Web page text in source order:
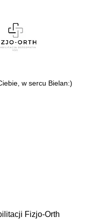
w sercu Bielan:)
Fizjo-Orth